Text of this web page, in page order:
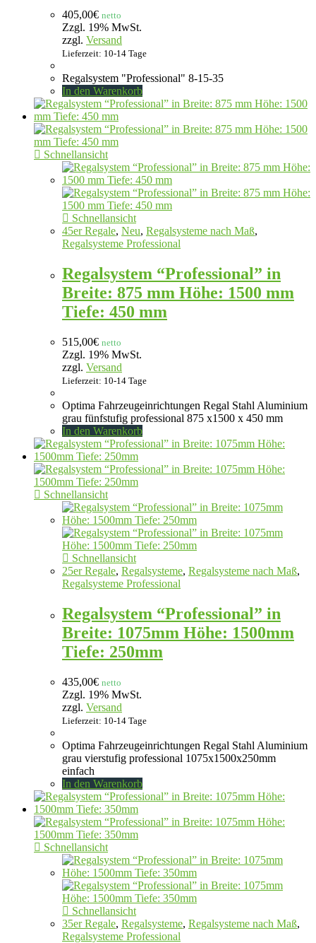
405,00€ netto
Zzgl. 19% MwSt.
zzgl. Versand
Lieferzeit: 10-14 Tage
Regalsystem "Professional" 8-15-35
In den Warenkorb
Schnellansicht
Schnellansicht
45er Regale, Neu, Regalsysteme nach Maß,
Regalsysteme Professional
Regalsystem “Professional” in
Breite: 875 mm Höhe: 1500 mm
Tiefe: 450 mm
515,00€ netto
Zzgl. 19% MwSt.
zzgl. Versand
Lieferzeit: 10-14 Tage
Optima Fahrzeugeinrichtungen Regal Stahl Aluminium
grau fünfstufig professional 875 x1500 x 450 mm
In den Warenkorb
Schnellansicht
Schnellansicht
25er Regale, Regalsysteme, Regalsysteme nach Maß,
Regalsysteme Professional
Regalsystem “Professional” in
Breite: 1075mm Höhe: 1500mm
Tiefe: 250mm
435,00€ netto
Zzgl. 19% MwSt.
zzgl. Versand
Lieferzeit: 10-14 Tage
Optima Fahrzeugeinrichtungen Regal Stahl Aluminium
grau vierstufig professional 1075x1500x250mm
einfach
In den Warenkorb
Schnellansicht
Schnellansicht
35er Regale, Regalsysteme, Regalsysteme nach Maß,
Regalsysteme Professional